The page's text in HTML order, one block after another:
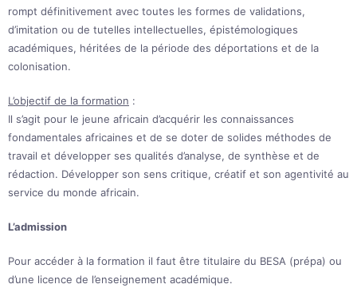
rompt définitivement avec toutes les formes de validations,
d’imitation ou de tutelles intellectuelles, épistémologiques
académiques, héritées de la période des déportations et de la
colonisation.
L’objectif de la formation :
Il s’agit pour le jeune africain d’acquérir les connaissances
fondamentales africaines et de se doter de solides méthodes de
travail et développer ses qualités d’analyse, de synthèse et de
rédaction. Développer son sens critique, créatif et son agentivité au
service du monde africain.
L’admission
Pour accéder à la formation il faut être titulaire du BESA (prépa) ou
d’une licence de l’enseignement académique.